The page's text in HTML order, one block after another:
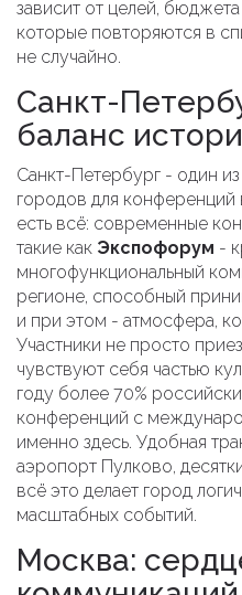
зависит от целей,
которые повторяются в
не случайно.
Санкт-
баланс
Санкт-Петербург - один
городов для
есть всё: современные
такие как Экспофорум -
многофункциональный
регионе, способный
и при этом - атмосфера,
Участники не просто
чувствуют себя частью
году более 70%
конференций с
именно здесь. Удобная
аэропорт Пулково,
всё это делает город
масштабных событий.
Москва: